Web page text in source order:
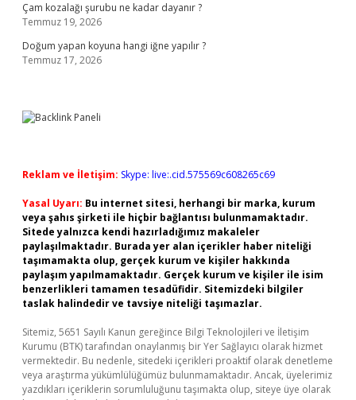
Çam kozalağı şurubu ne kadar dayanır ?
Temmuz 19, 2026
Doğum yapan koyuna hangi iğne yapılır ?
Temmuz 17, 2026
Reklam ve İletişim: Skype: live:.cid.575569c608265c69
Yasal Uyarı: Bu internet sitesi, herhangi bir marka, kurum
veya şahıs şirketi ile hiçbir bağlantısı bulunmamaktadır.
Sitede yalnızca kendi hazırladığımız makaleler
paylaşılmaktadır. Burada yer alan içerikler haber niteliği
taşımamakta olup, gerçek kurum ve kişiler hakkında
paylaşım yapılmamaktadır. Gerçek kurum ve kişiler ile isim
benzerlikleri tamamen tesadüfidir. Sitemizdeki bilgiler
taslak halindedir ve tavsiye niteliği taşımazlar.
Sitemiz, 5651 Sayılı Kanun gereğince Bilgi Teknolojileri ve İletişim
Kurumu (BTK) tarafından onaylanmış bir Yer Sağlayıcı olarak hizmet
vermektedir. Bu nedenle, sitedeki içerikleri proaktif olarak denetleme
veya araştırma yükümlülüğümüz bulunmamaktadır. Ancak, üyelerimiz
yazdıkları içeriklerin sorumluluğunu taşımakta olup, siteye üye olarak